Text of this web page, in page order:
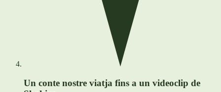
Un conte nostre viatja fins a un videoclip de